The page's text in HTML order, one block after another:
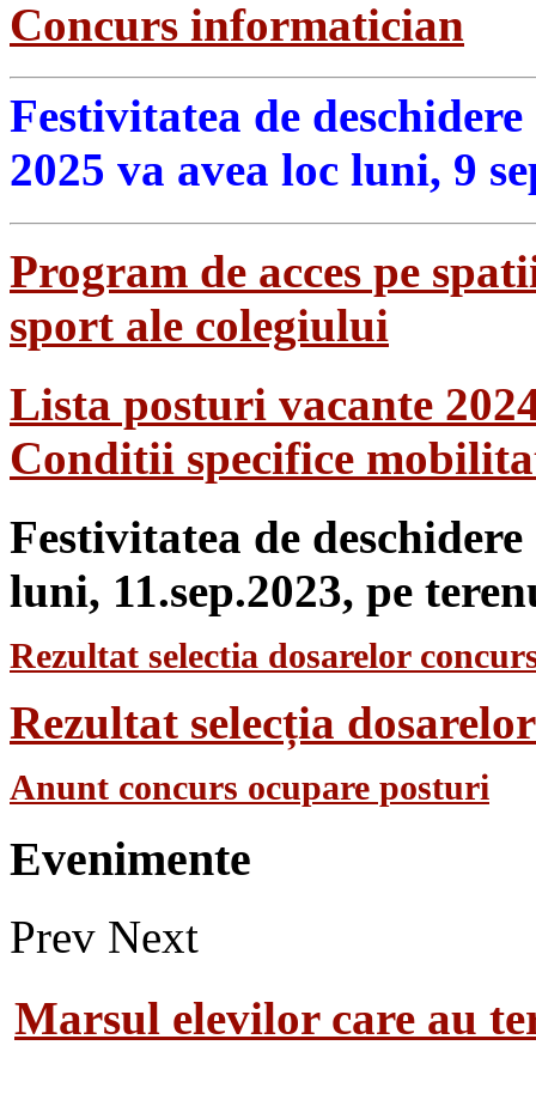
Concurs informatician
Festivitatea de
2025 va avea loc luni, 9
Program de acces pe
sport ale colegiului
Lista posturi vacante
Conditii specifice
Festivitatea de
luni, 11.sep.2023, pe
Rezultat selectia dosarelor
Rezultat selecția
Anunt concurs ocupare posturi
Evenimente
Prev Next
Marsul elevilor care au